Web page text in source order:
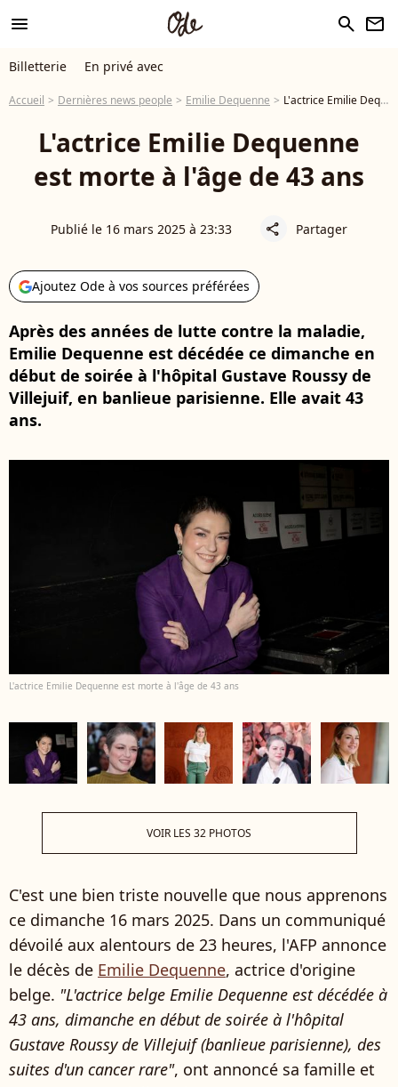
menu search newsletter
Billetterie En privé avec
Accueil Dernières news people Emilie Dequenne L'actrice Emilie Dequenne est morte à l'âge de 43 ans
L'actrice Emilie Dequenne
est morte à l'âge de 43 ans
Publié le 16 mars 2025 à 23:33 share Partager
Ajoutez Ode à vos sources préférées
Après des années de lutte contre la maladie,
Emilie Dequenne est décédée ce dimanche en
début de soirée à l'hôpital Gustave Roussy de
Villejuif, en banlieue parisienne. Elle avait 43
ans.
L'actrice Emilie Dequenne est morte à l'âge de 43 ans
VOIR LES 32 PHOTOS
C'est une bien triste nouvelle que nous apprenons
ce dimanche 16 mars 2025. Dans un communiqué
dévoilé aux alentours de 23 heures, l'AFP annonce
le décès de Emilie Dequenne, actrice d'origine
belge. "L'actrice belge Emilie Dequenne est décédée à
43 ans, dimanche en début de soirée à l'hôpital
Gustave Roussy de Villejuif (banlieue parisienne), des
suites d'un cancer rare", ont annoncé sa famille et